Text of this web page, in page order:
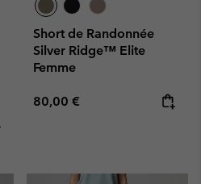
Short de Randonnée
Silver Ridge™ Elite
Femme
Regular price:
80,00 €